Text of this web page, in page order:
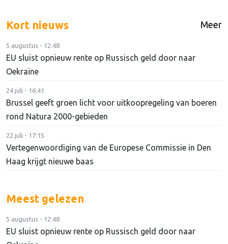
Kort nieuws Meer
5 augustus - 12:48
EU sluist opnieuw rente op Russisch geld door naar
Oekraïne
24 juli - 16:41
Brussel geeft groen licht voor uitkoopregeling van boeren
rond Natura 2000-gebieden
22 juli - 17:15
Vertegenwoordiging van de Europese Commissie in Den
Haag krijgt nieuwe baas
Meest gelezen
5 augustus - 12:48
EU sluist opnieuw rente op Russisch geld door naar